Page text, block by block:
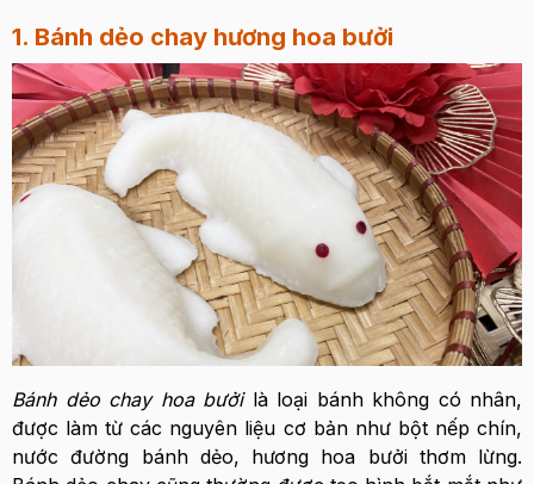
1. Bánh dẻo chay hương hoa bưởi
Bánh dẻo chay hoa bưởilà loại bánh không có nhân,
được làm từ các nguyên liệu cơ bản như bột nếp chín,
nước đường bánh dẻo, hương hoa bưởi thơm lừng.